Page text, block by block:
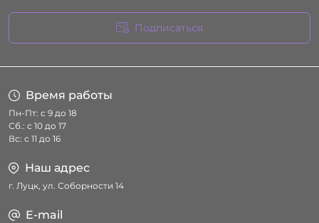
Подписаться
Время работы
Пн-Пт: с 9 до 18
Сб.: с 10 до 17
Вс: с 11 до 16
Наш адрес
г. Луцк, ул. Соборности 14
E-mail